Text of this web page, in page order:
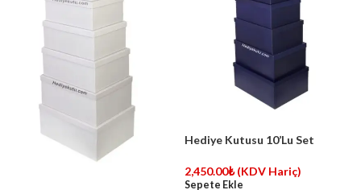
Hediye Kutusu 10’Lu Set
2,450.00₺ (KDV Hariç)
Sepete Ekle